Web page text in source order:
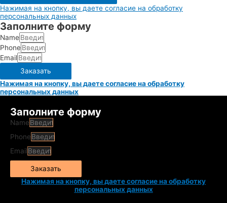
Нажимая на кнопку, вы даете согласие на обработку
персональных данных
Заполните форму
Name
Phone
Email
Заказать
Нажимая на кнопку, вы даете согласие на обработку
персональных данных
Заполните форму
Name
Phone
Email
Заказать
Нажимая на кнопку, вы даете согласие на обработку
персональных данных